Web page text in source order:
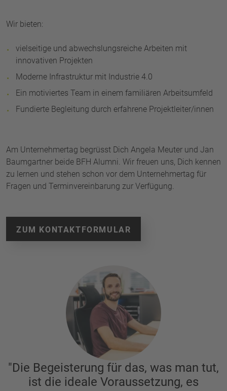
Wir bieten:
vielseitige und abwechslungsreiche Arbeiten mit
innovativen Projekten
Moderne Infrastruktur mit Industrie 4.0
Ein motiviertes Team in einem familiären Arbeitsumfeld
Fundierte Begleitung durch erfahrene Projektleiter/innen
Am Unternehmertag begrüsst Dich Angela Meuter und Jan
Baumgartner beide BFH Alumni. Wir freuen uns, Dich kennen
zu lernen und stehen schon vor dem Unternehmertag für
Fragen und Terminvereinbarung zur Verfügung.
ZUM KONTAKTFORMULAR
"Die Begeisterung für das, was man tut,
ist die ideale Voraussetzung, es